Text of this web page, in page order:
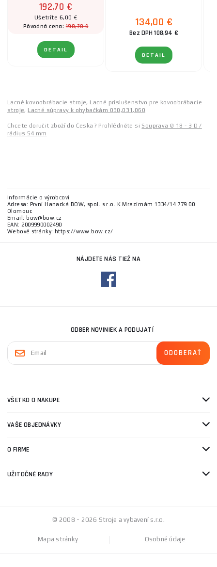
192,70 €
Ušetríte 6,00 €
Pôvodná cena:198,70 €
DETAIL
134,00 €
Bez DPH 108,94 €
DETAIL
Lacné kovoobrábacie stroje, Lacné príslušenstvo pre kovoobrábacie
stroje, Lacné súpravy k ohybačkám 030,031,060
Chcete doručit zboží do Česka? Prohlédněte si Souprava Ø 18 - 3 D /
rádius 54 mm
Informácie o výrobcovi
Adresa: První Hanacká BOW, spol. s r.o. K Mrazírnám 1334/14 779 00
Olomouc
Email: bow@bow.cz
EAN: 2009990002490
Webové stránky: https://www.bow.cz/
NÁJDETE NÁS TIEŽ NA
ODBER NOVINIEK A PODUJATÍ
VŠETKO O NÁKUPE
VAŠE OBJEDNÁVKY
O FIRME
UŽITOČNÉ RADY
© 2008 - 2026 Stroje a vybavení s.r.o.
Mapa stránky Osobné údaje